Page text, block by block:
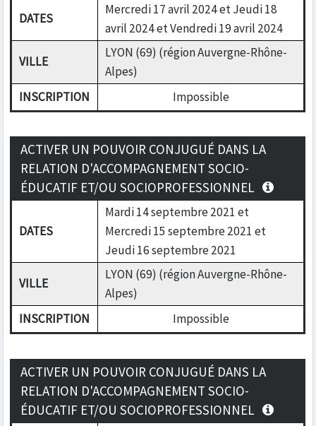
DATES
Mercredi 17 avril 2024 et Jeudi 18
avril 2024 et Vendredi 19 avril 2024
VILLE
LYON (69) (région Auvergne-Rhône-
Alpes)
INSCRIPTION
Impossible
ACTIVER UN POUVOIR CONJUGUÉ DANS LA
RELATION D'ACCOMPAGNEMENT SOCIO-
ÉDUCATIF ET/OU SOCIOPROFESSIONNEL
DATES
Mardi 14 septembre 2021 et
Mercredi 15 septembre 2021 et
Jeudi 16 septembre 2021
VILLE
LYON (69) (région Auvergne-Rhône-
Alpes)
INSCRIPTION
Impossible
ACTIVER UN POUVOIR CONJUGUÉ DANS LA
RELATION D'ACCOMPAGNEMENT SOCIO-
ÉDUCATIF ET/OU SOCIOPROFESSIONNEL